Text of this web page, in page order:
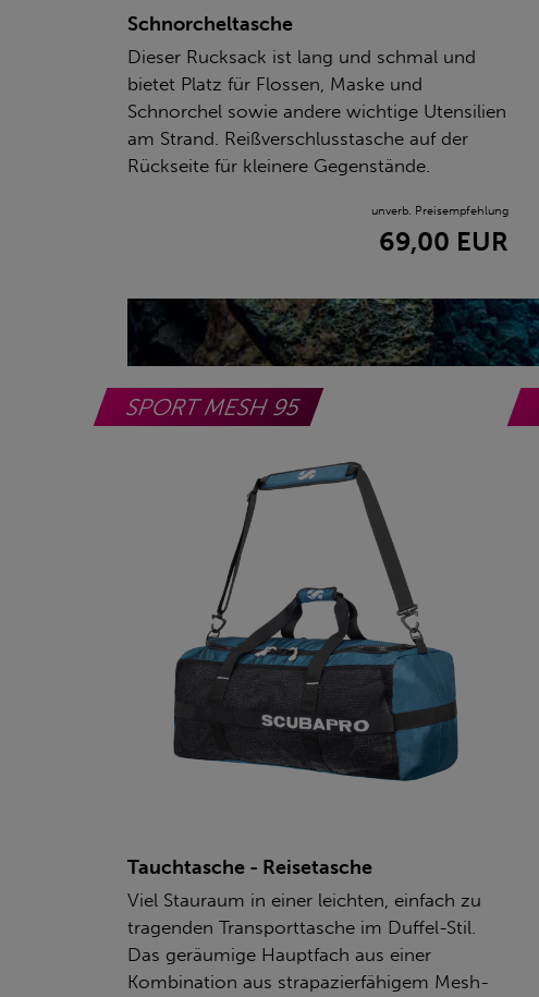
Schnorcheltasche
Dieser Rucksack ist lang und schmal und
bietet Platz für Flossen, Maske und
Schnorchel sowie andere wichtige Utensilien
am Strand. Reißverschlusstasche auf der
Rückseite für kleinere Gegenstände.
unverb. Preisempfehlung
69,00 EUR
SPORT MESH 95
Tauchtasche - Reisetasche
Viel Stauraum in einer leichten, einfach zu
tragenden Transporttasche im Duffel-Stil.
Das geräumige Hauptfach aus einer
Kombination aus strapazierfähigem Mesh-